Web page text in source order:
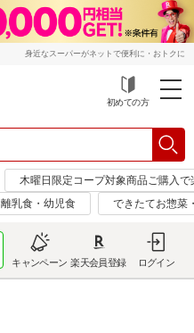
身近なスーパーがネットで便利に・おトクに
初めての方
木曜日限定コープ対象商品ご購入
離乳食・幼児食 できたてお惣菜
キャンペーン 楽天会員登録 ログイン